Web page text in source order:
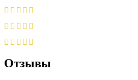
Отзывы